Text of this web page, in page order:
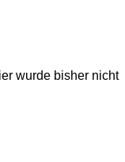
wurde bisher nicht